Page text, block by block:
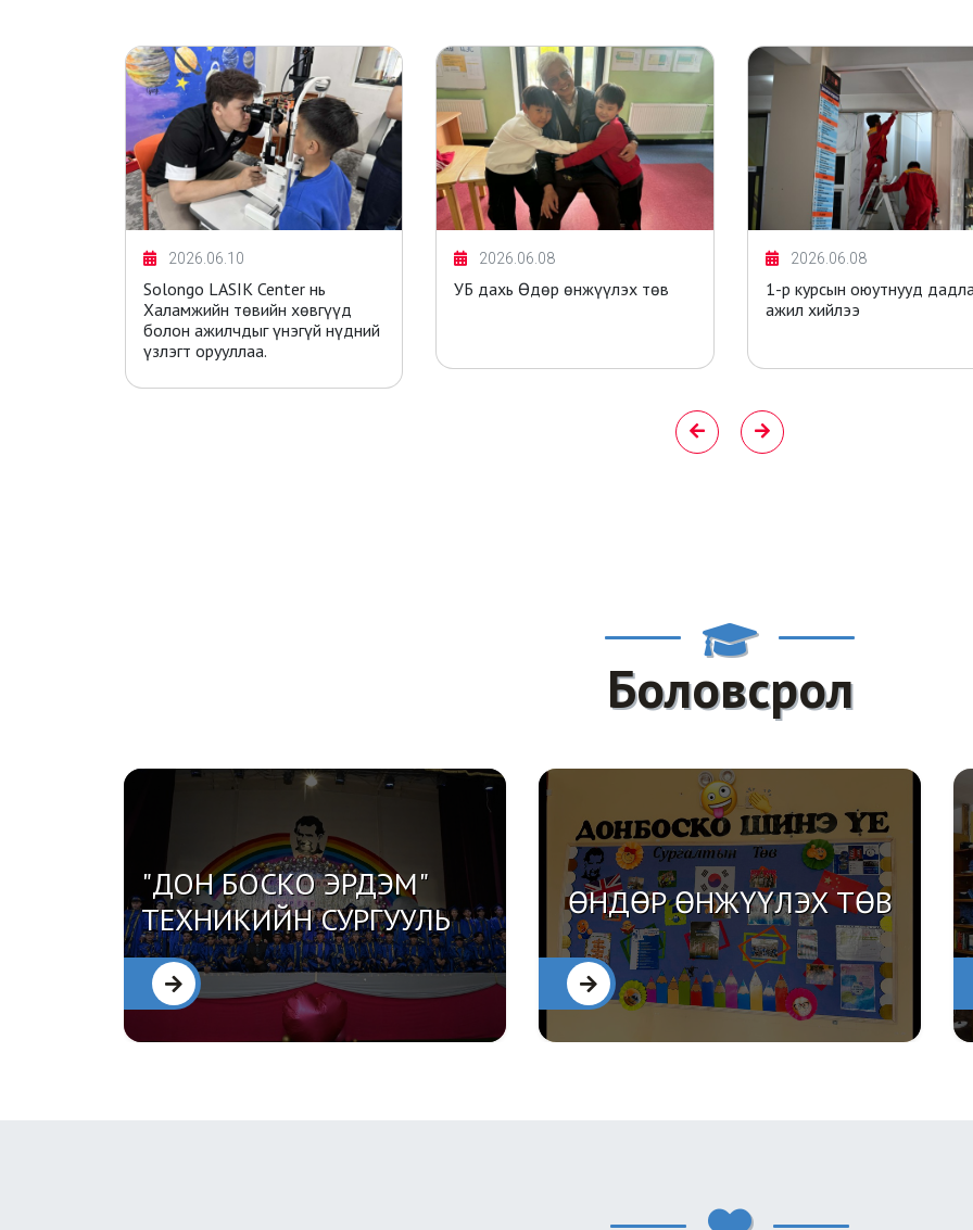
2026.06.10
Solongo LASIK Center нь
Халамжийн төвийн хөвгүүд
болон ажилчдыг үнэгүй нүдний
үзлэгт орууллаа.
2026.06.08
УБ дахь Өдөр өнжүүлэх төв
2026.06.08
1-р курсын оюутнууд
ажил хийлээ
Боловсрол
"ДОН БОСКО ЭРДЭМ"
ТЕХНИКИЙН СУРГУУЛЬ
ДЭЛГЭРЭНГҮЙ
ӨНДӨР ӨНЖҮҮЛЭХ ТӨВ
ДЭЛГЭРЭНГҮЙ